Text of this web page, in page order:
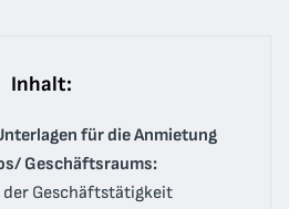
Inhalt:
für die Anmietung
Geschäftsraums:
der Geschäftstätigkeit